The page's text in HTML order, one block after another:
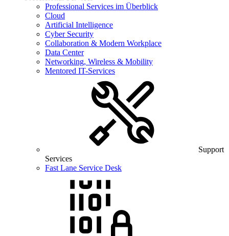
Professional Services im Überblick
Cloud
Artificial Intelligence
Cyber Security
Collaboration & Modern Workplace
Data Center
Networking, Wireless & Mobility
Mentored IT-Services
Support
Services
Fast Lane Service Desk